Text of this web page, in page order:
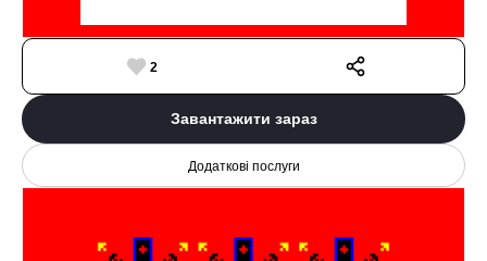
2
Завантажити зараз
Додаткові послуги